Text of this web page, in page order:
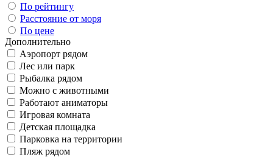
По рейтингу
Расстояние от моря
По цене
Дополнительно
Аэропорт рядом
Лес или парк
Рыбалка рядом
Можно с животными
Работают аниматоры
Игровая комната
Детская площадка
Парковка на территории
Пляж рядом